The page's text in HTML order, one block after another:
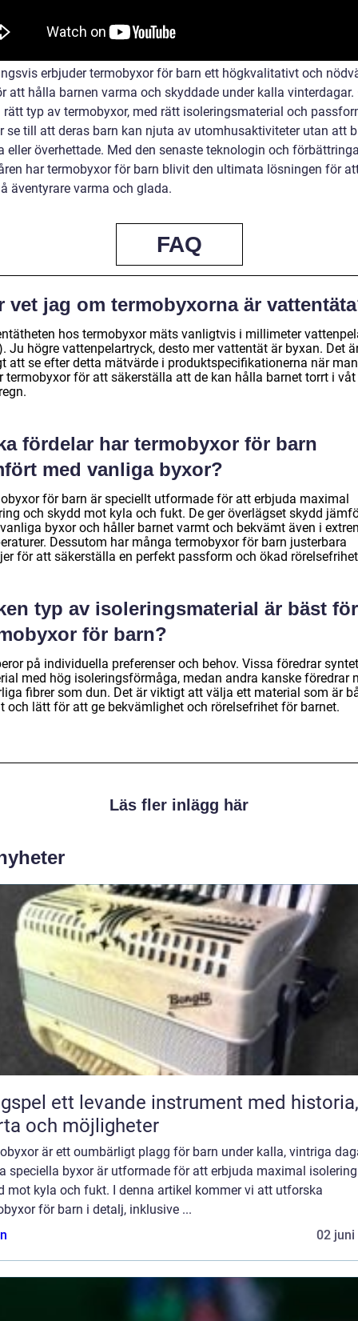
erbjuder termobyxor för barn ett högkvalitativt och
att hålla barnen varma och skyddade under kalla vinterdagar.
typ av termobyxor, med rätt isoleringsmaterial och
se till att deras barn kan njuta av utomhusaktiviteter utan att
eller överhettade. Med den senaste teknologin och
har termobyxor för barn blivit den ultimata lösningen för
äventyrare varma och glada.
FAQ
vet jag om termobyxorna är
hos termobyxor mäts vanligtvis i millimeter
Ju högre vattenpelartryck, desto mer vattentät är byxan. Det
att se efter detta mätvärde i produktspecifikationerna när man
termobyxor för att säkerställa att de kan hålla barnet torrt i
fördelar har termobyxor för barn
med vanliga byxor?
för barn är speciellt utformade för att erbjuda maximal
och skydd mot kyla och fukt. De ger överlägset skydd
byxor och håller barnet varmt och bekvämt även i
Dessutom har många termobyxor för barn justerbara
för att säkerställa en perfekt passform och ökad
typ av isoleringsmaterial är bäst för
för barn?
på individuella preferenser och behov. Vissa föredrar
med hög isoleringsförmåga, medan andra kanske föredrar
fibrer som dun. Det är viktigt att välja ett material som är
och lätt för att ge bekvämlighet och rörelsefrihet för barnet.
Läs fler inlägg här
med historia,
och möjligheter
är ett oumbärligt plagg för barn under kalla, vintriga
speciella byxor är utformade för att erbjuda maximal
mot kyla och fukt. I denna artikel kommer vi att utforska
för barn i detalj, inklusive ...
02 juni